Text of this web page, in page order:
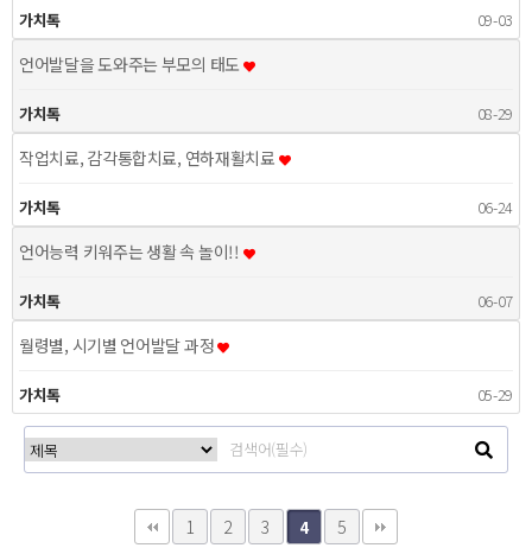
가치톡 09-03
언어발달을 도와주는 부모의 태도
가치톡 08-29
작업치료, 감각통합치료, 연하재활치료
가치톡 06-24
언어능력 키워주는 생활 속 놀이!!
가치톡 06-07
월령별, 시기별 언어발달 과정
가치톡 05-29
1 2 3 4 5